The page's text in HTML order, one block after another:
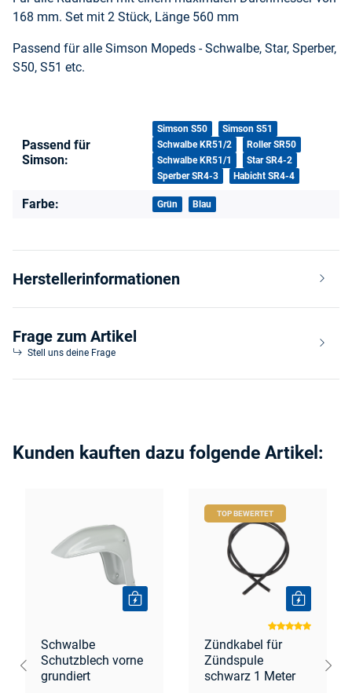
168 mm. Set mit 2 Stück, Länge 560 mm
Passend für alle Simson Mopeds - Schwalbe, Star, Sperber,
S50, S51 etc.
Passend für
Simson:
Simson S50
Simson S51
Schwalbe KR51/2
Roller SR50
Schwalbe KR51/1
Star SR4-2
Sperber SR4-3
Habicht SR4-4
Farbe: Grün Blau
Herstellerinformationen
Frage zum Artikel
Stell uns deine Frage
Kunden kauften dazu folgende Artikel:
Schwalbe
Schutzblech vorne
grundiert
TOP BEWERTET
Zündkabel für
Zündspule
schwarz 1 Meter